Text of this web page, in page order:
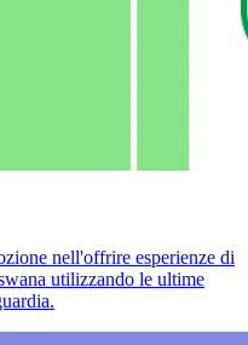
nell'offrire esperienze di
utilizzando le ultime